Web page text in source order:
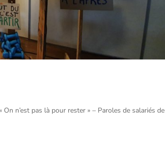
n’est pas là pour rester » – Paroles de salariés de